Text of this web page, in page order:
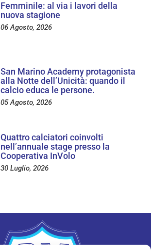
Femminile: al via i lavori della
nuova stagione
06 Agosto, 2026
San Marino Academy protagonista
alla Notte dell’Unicità: quando il
calcio educa le persone.
05 Agosto, 2026
Quattro calciatori coinvolti
nell’annuale stage presso la
Cooperativa InVolo
30 Luglio, 2026